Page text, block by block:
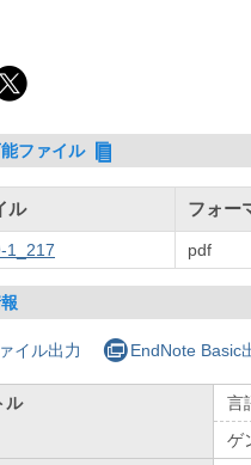
ファイル
ル フォー
1_217 pdf
イル出力 EndNote Basic
ル
言
ゲ